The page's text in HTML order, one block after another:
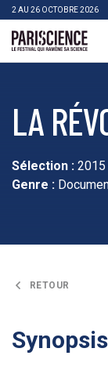
>Aller au contenu
2 AU 26 OCTOBRE 2026
LA
Sélection : 2015
Genre :
RETOUR
Synopsis
Panneau de